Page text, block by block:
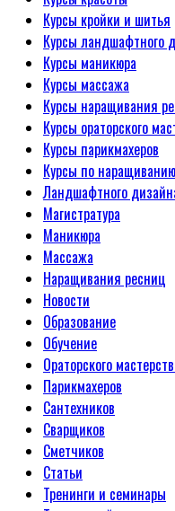
Курсы кройки и шитья
Курсы ландшафтного
Курсы маникюра
Курсы массажа
Курсы наращивания
Курсы ораторского
Курсы парикмахеров
Курсы по
Ландшафтного
Магистратура
Маникюра
Массажа
Наращивания ресниц
Новости
Образование
Обучение
Ораторского
Парикмахеров
Сантехников
Сварщиков
Сметчиков
Статьи
Тренинги и семинары